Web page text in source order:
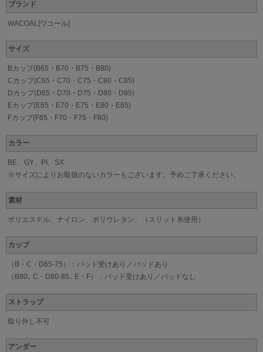
ブランド
WACOAL[ワコール]
サイズ
Bカップ(B65・B70・B75・B80)
Cカップ(C65・C70・C75・C80・C85)
Dカップ(D65・D70・D75・D80・D85)
Eカップ(E65・E70・E75・E80・E85)
Fカップ(F65・F70・F75・F80)
カラー
BE、GY、PI、SX
※サイズによりお取扱のないカラーもございます。予めご了承ください。
素材
ポリエステル、ナイロン、ポリウレタン、（スリット糸使用）
カップ
（B・C・D65-75）：パッド受けあり／パッドあり
（B80､ C・D80-85､ E・F）：パッド受けあり／パッドなし
ストラップ
取り外し不可
アンダー